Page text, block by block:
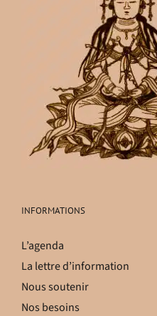
INFORMATIONS
L’agenda
La lettre d’information
Nous soutenir
Nos besoins